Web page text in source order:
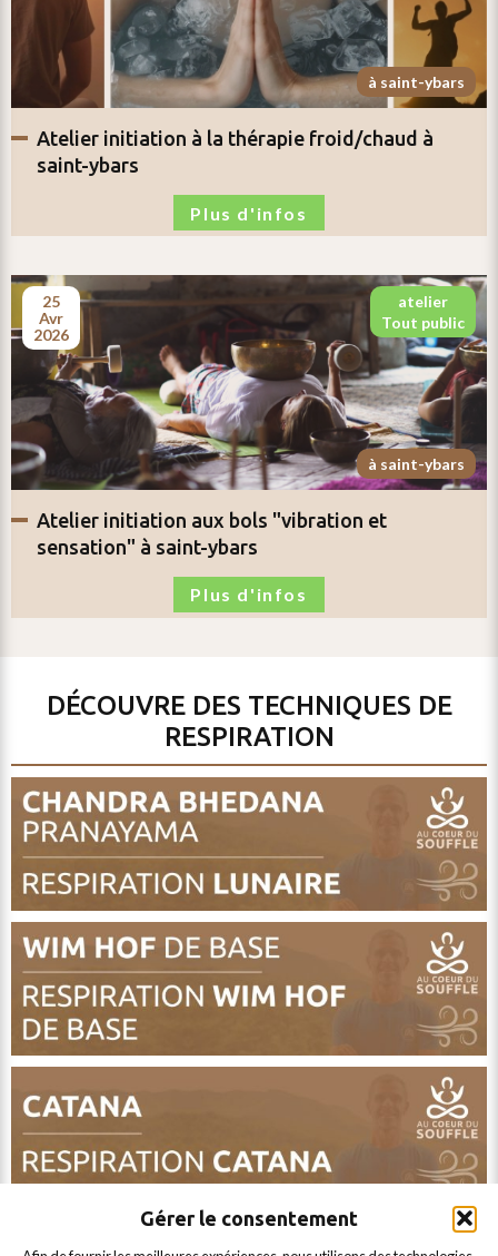
Gérer le consentement
à saint-ybars
atelier initiation à la thérapie froid/chaud à
saint-ybars
Plus d'infos
25
avr
2026
atelier
tout public
à saint-ybars
atelier initiation aux bols "vibration et
sensation" à saint-ybars
Plus d'infos
DÉCOUVRE DES TECHNIQUES DE
RESPIRATION